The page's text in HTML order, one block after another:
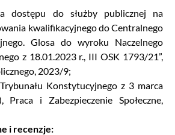
dostępu do służby publicznej na
kwalifikacyjnego do Centralnego
Glosa do wyroku Naczelnego
z 18.01.2023 r., III OSK 1793/21”,
2023/9;
Konstytucyjnego z 3 marca
i Zabezpieczenie Społeczne,
i recenzje: